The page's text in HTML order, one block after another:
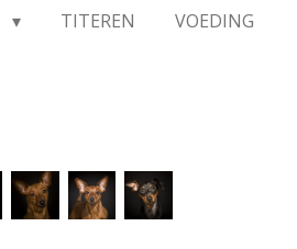
TITEREN
VOEDING